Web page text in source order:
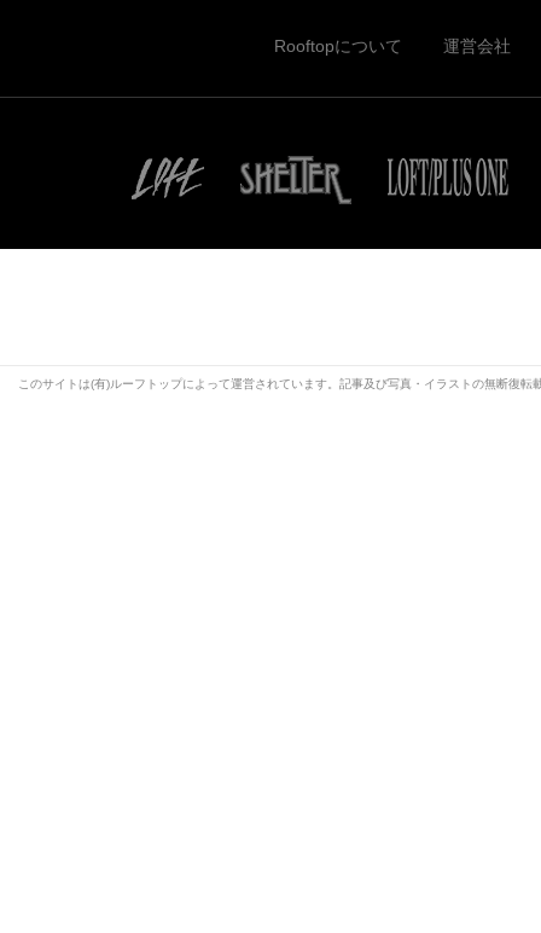
Rooftopについて 運営会社
このサイトは(有)ルーフトップによって運営されています。記事及び写真・イラストの無断復転